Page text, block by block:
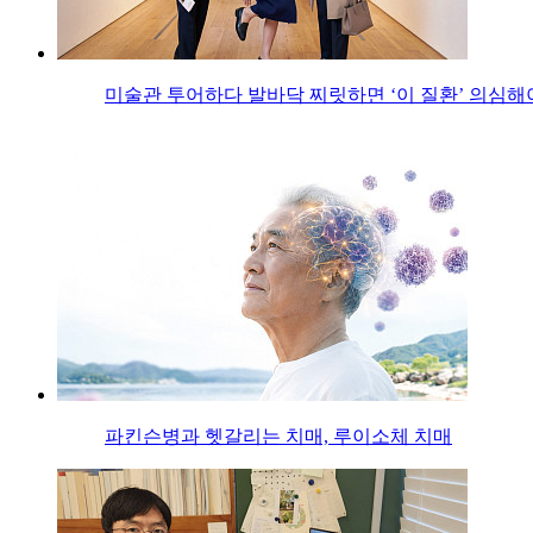
미술관 투어하다 발바닥 찌릿하면 ‘이 질환’ 의심해
파킨슨병과 헷갈리는 치매, 루이소체 치매